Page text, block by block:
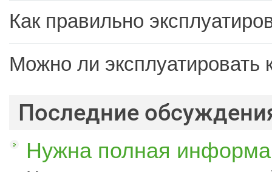
Как правильно
Можно ли эксплуатировать
Последние
Нужна полная